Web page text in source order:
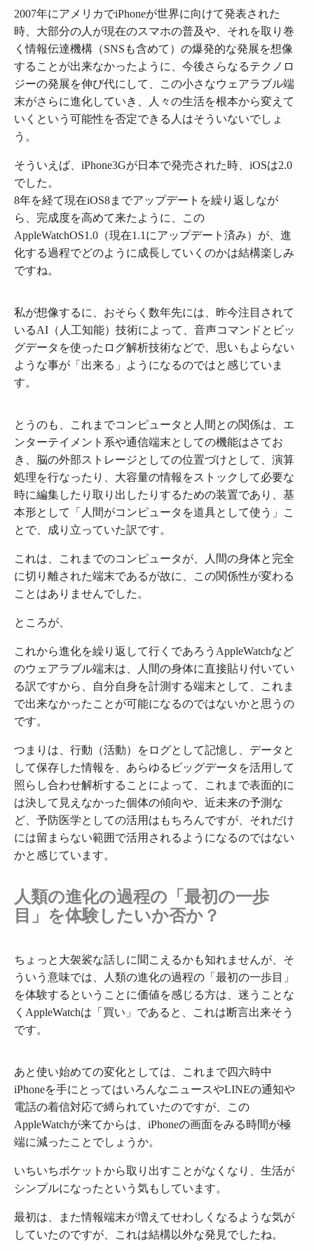
2007年にアメリカでiPhoneが世界に向けて発表された
時、大部分の人が現在のスマホの普及や、それを取り巻
く情報伝達機構（SNSも含めて）の爆発的な発展を想像
することが出来なかったように、今後さらなるテクノロ
ジーの発展を伸び代にして、この小さなウェアラブル端
末がさらに進化していき、人々の生活を根本から変えて
いくという可能性を否定できる人はそういないでしょ
う。
そういえば、iPhone3Gが日本で発売された時、iOSは2.0
でした。
8年を経て現在iOS8までアップデートを繰り返しなが
ら、完成度を高めて来たように、この
AppleWatchOS1.0（現在1.1にアップデート済み）が、進
化する過程でどのように成長していくのかは結構楽しみ
ですね。
私が想像するに、おそらく数年先には、昨今注目されて
いるAI（人工知能）技術によって、音声コマンドとビッ
グデータを使ったログ解析技術などで、思いもよらない
ような事が「出来る」ようになるのではと感じていま
す。
とうのも、これまでコンピュータと人間との関係は、エ
ンターテイメント系や通信端末としての機能はさてお
き、脳の外部ストレージとしての位置づけとして、演算
処理を行なったり、大容量の情報をストックして必要な
時に編集したり取り出したりするための装置であり、基
本形として「人間がコンピュータを道具として使う」こ
とで、成り立っていた訳です。
これは、これまでのコンピュータが、人間の身体と完全
に切り離された端末であるが故に、この関係性が変わる
ことはありませんでした。
ところが、
これから進化を繰り返して行くであろうAppleWatchなど
のウェアラブル端末は、人間の身体に直接貼り付いてい
る訳ですから、自分自身を計測する端末として、これま
で出来なかったことが可能になるのではないかと思うの
です。
つまりは、行動（活動）をログとして記憶し、データと
して保存した情報を、あらゆるビッグデータを活用して
照らし合わせ解析することによって、これまで表面的に
は決して見えなかった個体の傾向や、近未来の予測な
ど、予防医学としての活用はもちろんですが、それだけ
には留まらない範囲で活用されるようになるのではない
かと感じています。
人類の進化の過程の「最初の一歩
目」を体験したいか否か？
ちょっと大袈裟な話しに聞こえるかも知れませんが、そ
ういう意味では、人類の進化の過程の「最初の一歩目」
を体験するということに価値を感じる方は、迷うことな
くAppleWatchは「買い」であると、これは断言出来そう
です。
あと使い始めての変化としては、これまで四六時中
iPhoneを手にとってはいろんなニュースやLINEの通知や
電話の着信対応で縛られていたのですが、この
AppleWatchが来てからは、iPhoneの画面をみる時間が極
端に減ったことでしょうか。
いちいちポケットから取り出すことがなくなり、生活が
シンプルになったという気もしています。
最初は、また情報端末が増えてせわしくなるような気が
していたのですが、これは結構以外な発見でしたね。